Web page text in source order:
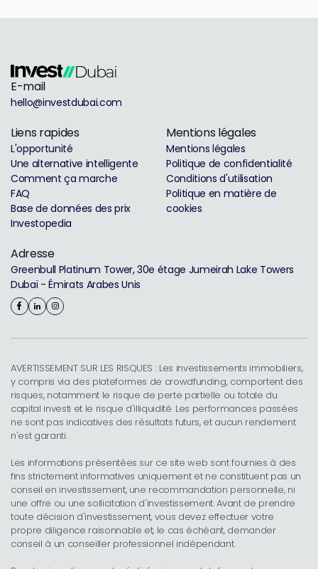
E-mail
hello@investdubai.com
Liens rapides
L'opportunité
Une alternative intelligente
Comment ça marche
FAQ
Base de données des prix
Investopedia
Mentions légales
Mentions légales
Politique de confidentialité
Conditions d'utilisation
Politique en matière de
cookies
Adresse
Greenbull Platinum Tower, 30e étage Jumeirah Lake Towers
Dubaï - Émirats Arabes Unis
AVERTISSEMENT SUR LES RISQUES : Les investissements immobiliers,
y compris via des plateformes de crowdfunding, comportent des
risques, notamment le risque de perte partielle ou totale du
capital investi et le risque d'illiquidité. Les performances passées
ne sont pas indicatives des résultats futurs, et aucun rendement
n'est garanti.
Les informations présentées sur ce site web sont fournies à des
fins strictement informatives uniquement et ne constituent pas un
conseil en investissement, une recommandation personnelle, ni
une offre ou une sollicitation d'investissement. Avant de prendre
toute décision d'investissement, vous devez effectuer votre
propre diligence raisonnable et, le cas échéant, demander
conseil à un conseiller professionnel indépendant.